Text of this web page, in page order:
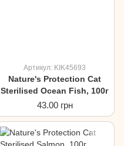
Артикул: KIK45693
Nature's Protection Cat
Sterilised Ocean Fish, 100г
43.00 грн